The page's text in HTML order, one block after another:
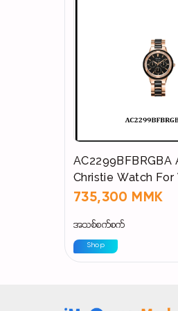
AC2299BFBRGBA
Christie Watch For
735,300 MMK
အသစ်စက်စက်
Shop